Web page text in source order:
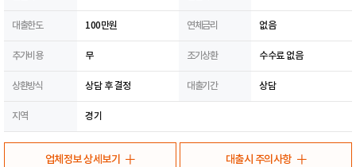
대출한도 100만원 연체금리 없음
추가비용 무 조기상환 수수료 없음
상환방식 상담 후 결정 대출기간 상담
지역 경기
업체정보 상세보기 대출시 주의사항